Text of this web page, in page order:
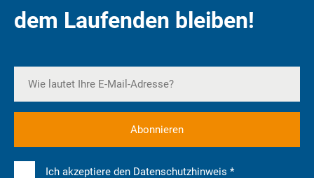
dem Laufenden bleiben!
Ich akzeptiere den Datenschutzhinweis *